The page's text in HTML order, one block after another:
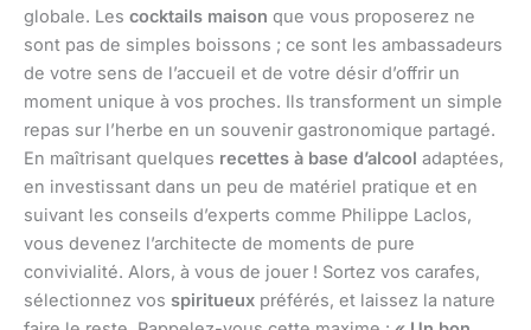
globale. Les cocktails maison que vous proposerez ne
sont pas de simples boissons ; ce sont les ambassadeurs
de votre sens de l’accueil et de votre désir d’offrir un
moment unique à vos proches. Ils transforment un simple
repas sur l’herbe en un souvenir gastronomique partagé.
En maîtrisant quelques recettes à base d’alcool adaptées,
en investissant dans un peu de matériel pratique et en
suivant les conseils d’experts comme Philippe Laclos,
vous devenez l’architecte de moments de pure
convivialité. Alors, à vous de jouer ! Sortez vos carafes,
sélectionnez vos spiritueux préférés, et laissez la nature